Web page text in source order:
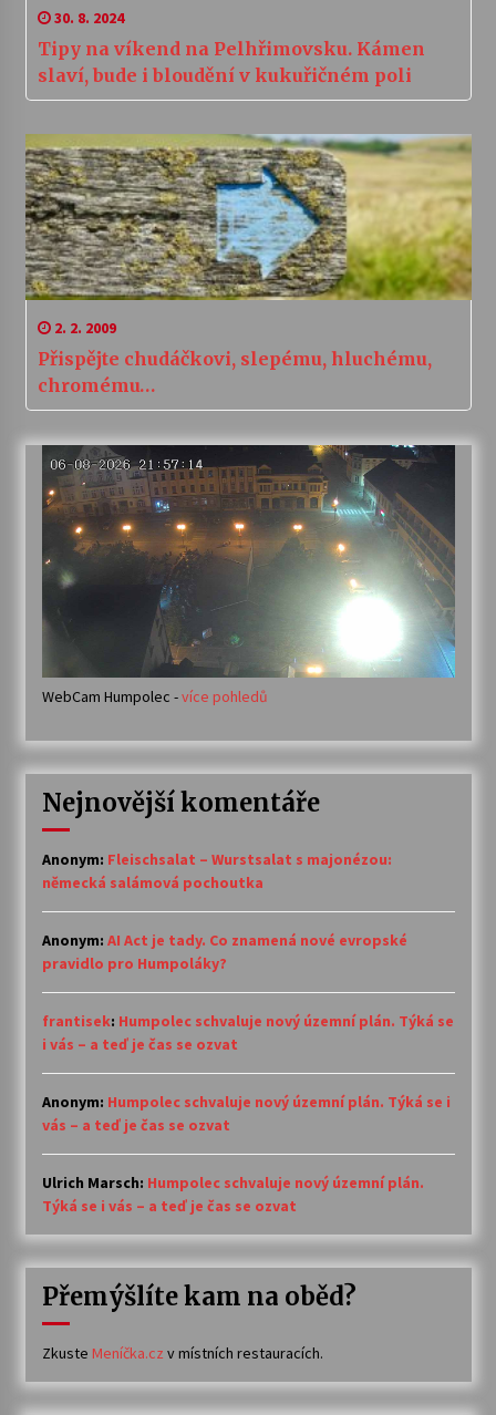
30. 8. 2024
Tipy na víkend na Pelhřimovsku. Kámen
slaví, bude i bloudění v kukuřičném poli
2. 2. 2009
Přispějte chudáčkovi, slepému, hluchému,
chromému…
WebCam Humpolec -více pohledů
Nejnovější komentáře
Anonym: Fleischsalat – Wurstsalat s majonézou:
německá salámová pochoutka
Anonym: AI Act je tady. Co znamená nové evropské
pravidlo pro Humpoláky?
frantisek: Humpolec schvaluje nový územní plán. Týká se
i vás – a teď je čas se ozvat
Anonym: Humpolec schvaluje nový územní plán. Týká se i
vás – a teď je čas se ozvat
Ulrich Marsch: Humpolec schvaluje nový územní plán.
Týká se i vás – a teď je čas se ozvat
Přemýšlíte kam na oběd?
Zkuste Meníčka.cz v místních restauracích.